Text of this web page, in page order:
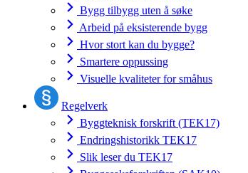
Bygg tilbygg uten å søke
Arbeid på eksisterende bygg
Hvor stort kan du bygge?
Smartere oppussing
Visuelle kvaliteter for småhus
Regelverk
Byggteknisk forskrift (TEK17)
Endringshistorikk TEK17
Slik leser du TEK17